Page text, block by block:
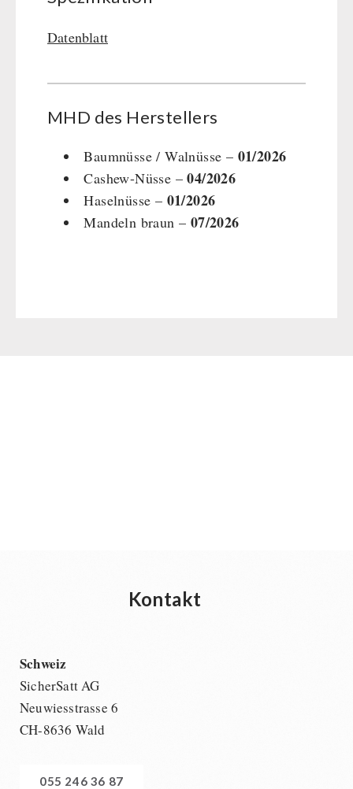
Datenblatt
MHD des Her­stel­lers
Baumnüsse / Walnüsse – 01/2026
Cashew-Nüsse –04/2026
Haselnüsse – 01/2026
Mandeln braun – 07/2026
Kontakt
Schweiz
SicherSatt AG
Neuwiesstrasse 6
CH-8636 Wald
055 246 36 87